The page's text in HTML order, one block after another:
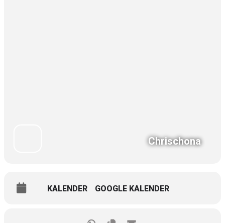
Chrischona
KALENDER GOOGLE KALENDER